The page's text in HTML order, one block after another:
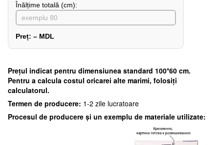
Înălțime totală (cm):
Preț: – MDL
Preţul indicat pentru dimensiunea standard 100*60 cm.
Pentru a calcula costul oricarei alte marimi, folosiți
calculatorul.
Termen de producere: 1-2 zile lucratoare
Procesul de producere și un exemplu de materiale utilizate: